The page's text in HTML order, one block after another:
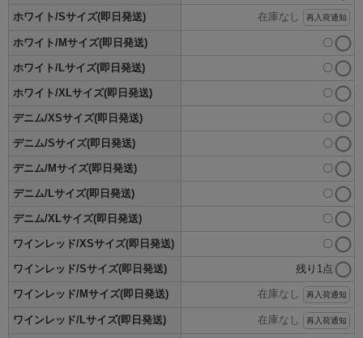
ホワイト/Sサイズ(即日発送) 在庫なし 再入荷通知
ホワイト/Mサイズ(即日発送) 〇
ホワイト/Lサイズ(即日発送) 〇
ホワイト/XLサイズ(即日発送) 〇
デニム/XSサイズ(即日発送) 〇
デニム/Sサイズ(即日発送) 〇
デニム/Mサイズ(即日発送) 〇
デニム/Lサイズ(即日発送) 〇
デニム/XLサイズ(即日発送) 〇
ワインレッド/XSサイズ(即日発送) 〇
ワインレッド/Sサイズ(即日発送) 残り1点
ワインレッド/Mサイズ(即日発送) 在庫なし 再入荷通知
ワインレッド/Lサイズ(即日発送) 在庫なし 再入荷通知